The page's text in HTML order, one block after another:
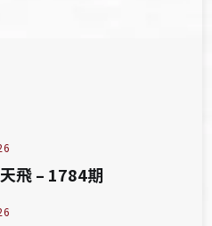
飛 – 1784期